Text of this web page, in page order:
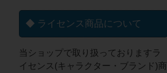
◆ ライセンス商品について
当ショップで取り扱っておりますラ
イセンス(キャラクター・ブランド)商